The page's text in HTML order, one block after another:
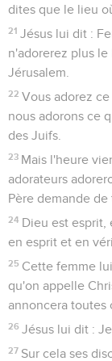
dites que le lieu
21 Jésus lui dit :
n'adorerez plus
Jérusalem.
22 Vous adorez
nous adorons ce
des Juifs.
23 Mais l'heure
adorateurs
Père demande de
24 Dieu est esprit,
en esprit et en
25 Cette femme
qu'on appelle
annoncera toutes
26 Jésus lui dit :
27 Sur cela ses